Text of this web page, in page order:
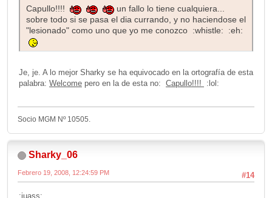
Capullo!!!!
un fallo lo tiene cualquiera...
sobre todo si se pasa el dia currando, y no haciendose el
"lesionado" como uno que yo me conozco :whistle: :eh:
Je, je. A lo mejor Sharky se ha equivocado en la ortografía de esta
palabra: Welcome pero en la de esta no: Capullo!!!! :lol:
Socio MGM Nº 10505.
Sharky_06
#14
Febrero 19, 2008, 12:24:59 PM
:juass: